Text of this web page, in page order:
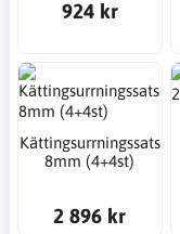
924 kr
Kättingsurrningssats
8mm (4+4st)
2 896 kr